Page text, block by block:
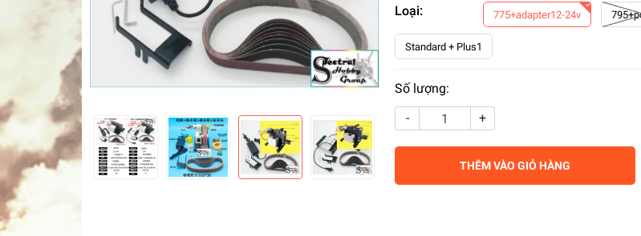
Loại: 775+adapter12-24v
Standard + Plus1
Số lượng:
-
+
THÊM VÀO GIỎ HÀNG